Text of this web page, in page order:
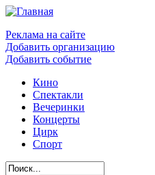
Реклама на сайте
Добавить организацию
Добавить событие
Кино
Спектакли
Вечеринки
Концерты
Цирк
Спорт